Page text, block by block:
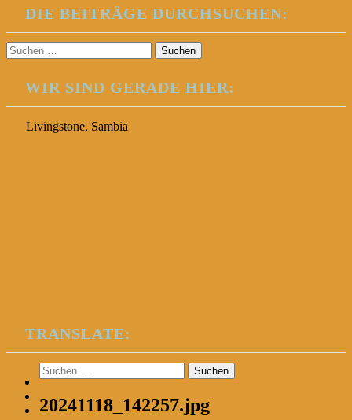
DIE BEITRÄGE DURCHSUCHEN:
Suchen
nach:
WIR SIND GERADE HIER:
Livingstone, Sambia
TRANSLATE:
Suchen
nach:
20241118_142257.jpg